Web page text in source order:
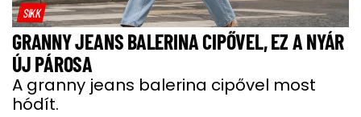
SIKK
GRANNY JEANS BALERINA CIPŐVEL, EZ A NYÁR
ÚJ PÁROSA
A granny jeans balerina cipővel most
hódít.